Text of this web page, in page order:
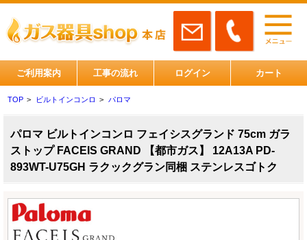
ご利用案内 工事の流れ ログイン カート
TOP > ビルトインコンロ > パロマ
パロマ ビルトインコンロ フェイシスグランド 75cm ガラ
ストップ FACEIS GRAND 【都市ガス】 12A13A PD-
893WT-U75GH ラクックグラン同梱 ステンレスゴトク